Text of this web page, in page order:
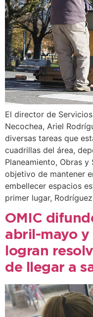
El director de
Necochea, Ariel
diversas tareas que
cuadrillas del área,
Planeamiento, Obras
objetivo de mantener
embellecer espacios
primer lugar,
OMIC
abril-mayo y
logran
de llegar a